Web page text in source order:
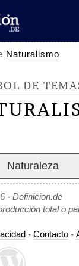
Naturalismo
DE
Naturaleza
- Definicion.de
total o
- Contacto -